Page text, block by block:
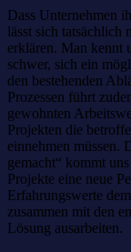
Dass Unternehmen
lässt sich tatsächlich
erklären. Man kennt
schwer, sich ein
den bestehenden
Prozessen führt
gewohnten
Projekten die
einnehmen müssen.
gemacht“ kommt
Projekte eine neue
Erfahrungswerte
zusammen mit den
Lösung ausarbeiten.